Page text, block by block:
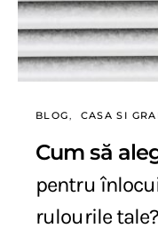
BLOG CASA SI
Cum să
pentru
rulourile tale?